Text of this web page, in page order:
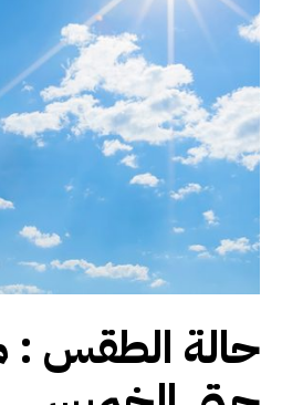
حالة الطقس :